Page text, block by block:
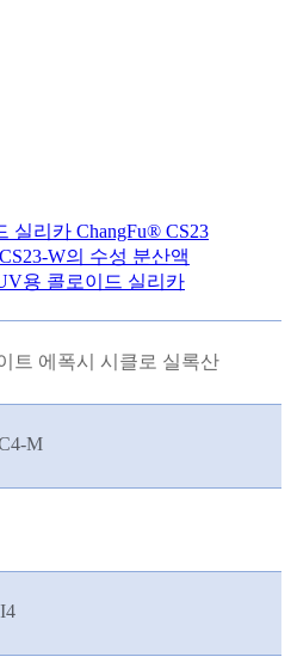
실리카 ChangFu® CS23
W의 수성 분산액
용 콜로이드 실리카
트 에폭시 시클로 실록산
M